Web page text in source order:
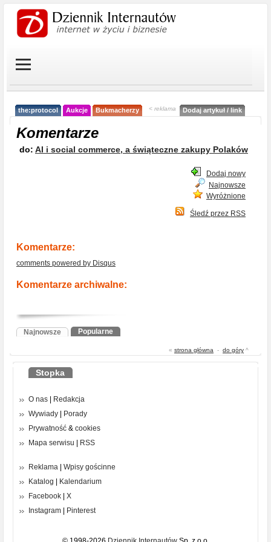
the:protocol Aukcje Bukmacherzy < reklama Dodaj artykuł / link
Komentarze
do: AI i social commerce, a świąteczne zakupy Polaków
Dodaj nowy
Najnowsze
Wyróżnione
Śledź przez RSS
Komentarze:
comments powered by Disqus
Komentarze archiwalne:
Najnowsze Popularne
« strona główna - do góry ^
Stopka
O nas
Redakcja
Wywiady
Porady
Prywatność & cookies
Mapa serwisu
RSS
Reklama
Wpisy gościnne
Katalog
Kalendarium
Facebook
X
Instagram
Pinterest